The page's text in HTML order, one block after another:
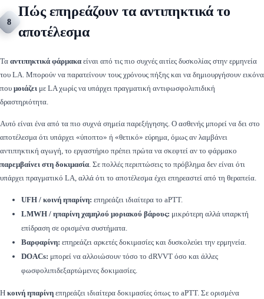
8
Πώς επηρεάζουν τα αντιπηκτικά το
αποτέλεσμα
Τα αντιπηκτικά φάρμακα είναι από τις πιο συχνές αιτίες δυσκολίας στην ερμηνεία
του LA. Μπορούν να παρατείνουν τους χρόνους πήξης και να δημιουργήσουν εικόνα
που μοιάζει με LA χωρίς να υπάρχει πραγματική αντιφωσφολιπιδική
δραστηριότητα.
Αυτό είναι ένα από τα πιο συχνά σημεία παρεξήγησης. Ο ασθενής μπορεί να δει στο
αποτέλεσμα ότι υπάρχει «ύποπτο» ή «θετικό» εύρημα, όμως αν λαμβάνει
αντιπηκτική αγωγή, το εργαστήριο πρέπει πρώτα να σκεφτεί αν το φάρμακο
παρεμβαίνει στη δοκιμασία. Σε πολλές περιπτώσεις το πρόβλημα δεν είναι ότι
υπάρχει πραγματικό LA, αλλά ότι το αποτέλεσμα έχει επηρεαστεί από τη θεραπεία.
UFH / κοινή ηπαρίνη: επηρεάζει ιδιαίτερα το aPTT.
LMWH / ηπαρίνη χαμηλού μοριακού βάρους: μικρότερη αλλά υπαρκτή
επίδραση σε ορισμένα συστήματα.
Βαρφαρίνη: επηρεάζει αρκετές δοκιμασίες και δυσκολεύει την ερμηνεία.
DOACs: μπορεί να αλλοιώσουν τόσο το dRVVT όσο και άλλες
φωσφολιπιδεξαρτώμενες δοκιμασίες.
Η κοινή ηπαρίνη επηρεάζει ιδιαίτερα δοκιμασίες όπως το aPTT. Σε ορισμένα